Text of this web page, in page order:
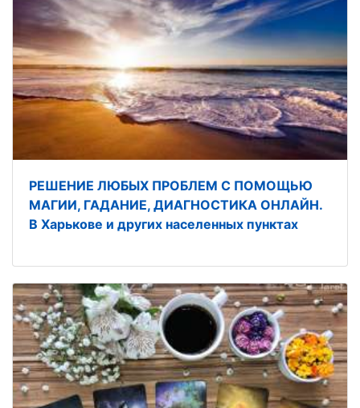
РЕШЕНИЕ ЛЮБЫХ ПРОБЛЕМ С ПОМОЩЬЮ
МАГИИ, ГАДАНИЕ, ДИАГНОСТИКА ОНЛАЙН.
В Харькове и других населенных пунктах